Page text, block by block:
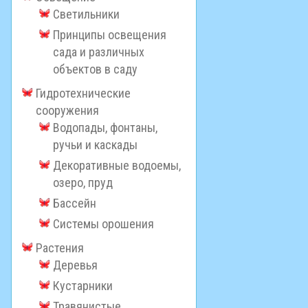
Светильники
Принципы освещения
сада и различных
объектов в саду
Гидротехнические
сооружения
Водопады, фонтаны,
ручьи и каскады
Декоративные водоемы,
озеро, пруд
Бассейн
Системы орошения
Растения
Деревья
Кустарники